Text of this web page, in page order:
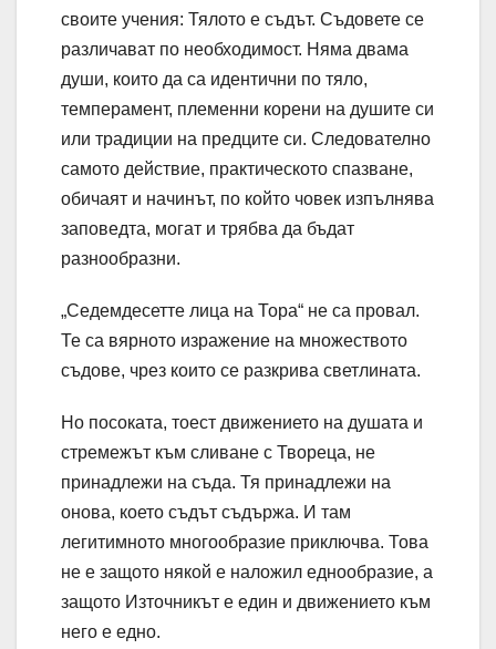
своите учения: Тялото е съдът. Съдовете се
различават по необходимост. Няма двама
души, които да са идентични по тяло,
темперамент, племенни корени на душите си
или традиции на предците си. Следователно
самото действие, практическото спазване,
обичаят и начинът, по който човек изпълнява
заповедта, могат и трябва да бъдат
разнообразни.
„Седемдесетте лица на Тора“ не са провал.
Те са вярното изражение на множеството
съдове, чрез които се разкрива светлината.
Но посоката, тоест движението на душата и
стремежът към сливане с Твореца, не
принадлежи на съда. Тя принадлежи на
онова, което съдът съдържа. И там
легитимното многообразие приключва. Това
не е защото някой е наложил еднообразие, а
защото Източникът е един и движението към
него е едно.